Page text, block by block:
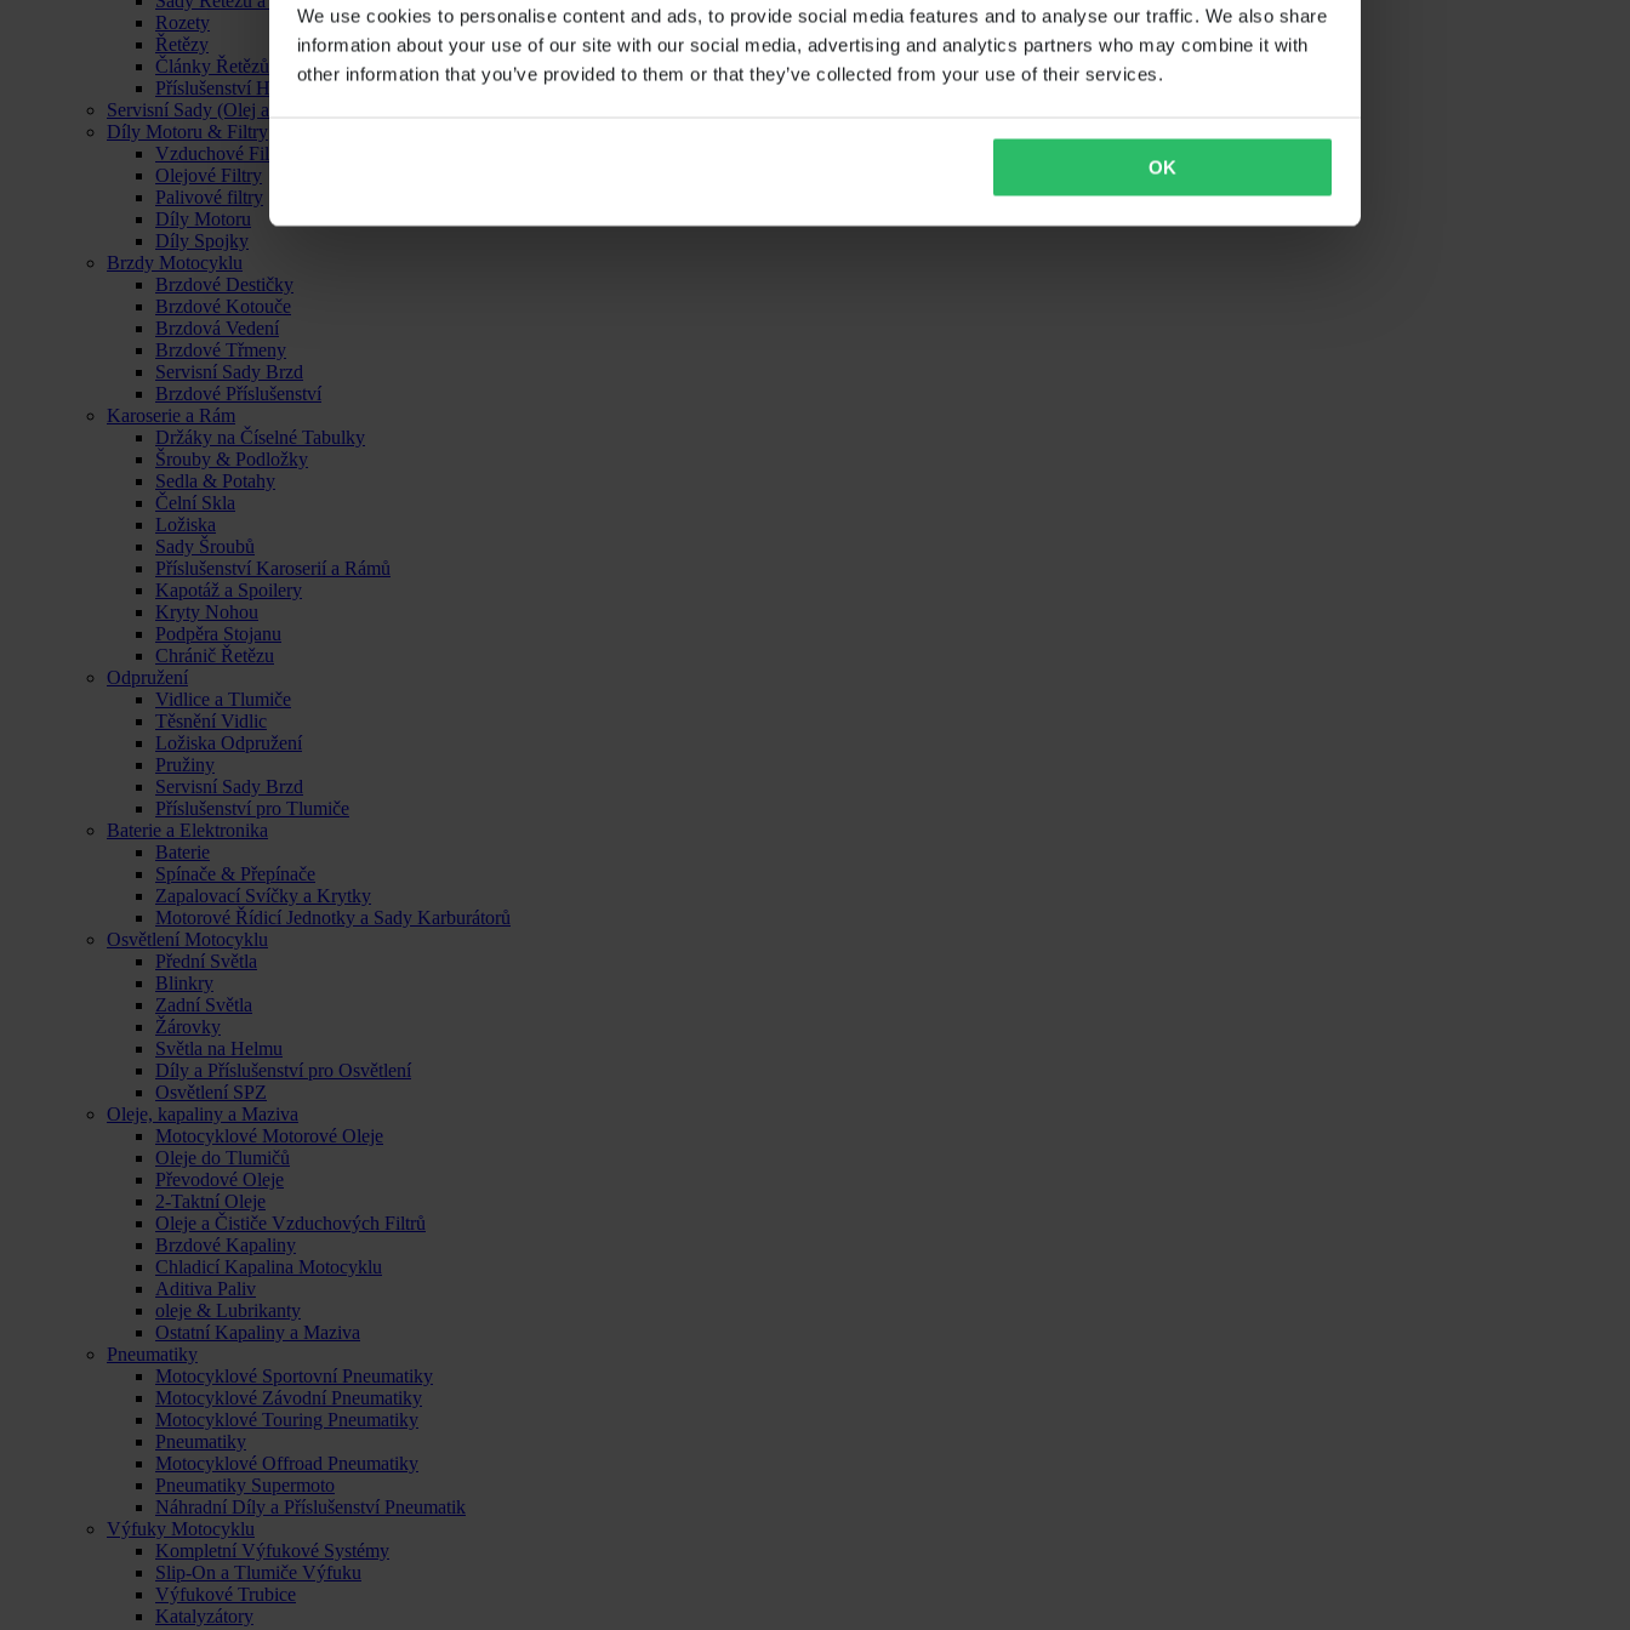
We use cookies to personalise content and ads, to provide social media features and to analyse our traffic. We also share
information about your use of our site with our social media, advertising and analytics partners who may combine it with
other information that you’ve provided to them or that they’ve collected from your use of their services.
OK
Rozety
Řetězy
Články Řetězů
Příslušenství Hnacího Ústrojí
Servisní Sady (Olej a Filtr)
Díly Motoru & Filtry
Vzduchové Filtry
Olejové Filtry
Palivové filtry
Díly Motoru
Díly Spojky
Brzdy Motocyklu
Brzdové Destičky
Brzdové Kotouče
Brzdová Vedení
Brzdové Třmeny
Servisní Sady Brzd
Brzdové Příslušenství
Karoserie a Rám
Držáky na Číselné Tabulky
Šrouby & Podložky
Sedla & Potahy
Čelní Skla
Ložiska
Sady Šroubů
Příslušenství Karoserií a Rámů
Kapotáž a Spoilery
Kryty Nohou
Podpěra Stojanu
Chránič Řetězu
Odpružení
Vidlice a Tlumiče
Těsnění Vidlic
Ložiska Odpružení
Pružiny
Servisní Sady Brzd
Příslušenství pro Tlumiče
Baterie a Elektronika
Baterie
Spínače & Přepínače
Zapalovací Svíčky a Krytky
Motorové Řídicí Jednotky a Sady Karburátorů
Osvětlení Motocyklu
Přední Světla
Blinkry
Zadní Světla
Žárovky
Světla na Helmu
Díly a Příslušenství pro Osvětlení
Osvětlení SPZ
Oleje, kapaliny a Maziva
Motocyklové Motorové Oleje
Oleje do Tlumičů
Převodové Oleje
2-Taktní Oleje
Oleje a Čističe Vzduchových Filtrů
Brzdové Kapaliny
Chladicí Kapalina Motocyklu
Aditiva Paliv
oleje & Lubrikanty
Ostatní Kapaliny a Maziva
Pneumatiky
Motocyklové Sportovní Pneumatiky
Motocyklové Závodní Pneumatiky
Motocyklové Touring Pneumatiky
Pneumatiky
Motocyklové Offroad Pneumatiky
Pneumatiky Supermoto
Náhradní Díly a Příslušenství Pneumatik
Výfuky Motocyklu
Kompletní Výfukové Systémy
Slip-On a Tlumiče Výfuku
Výfukové Trubice
Katalyzátory